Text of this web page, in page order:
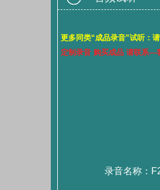
更多同类“成品录音”试听：
定制录音 购买成品 请联系—
录音名称：